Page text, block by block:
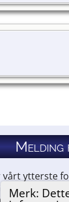
Merk:
Melding
vårt ytterste
vår.